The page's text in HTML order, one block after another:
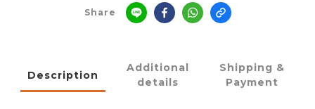
Share
Description
Additional
details
Shipping &
Payment